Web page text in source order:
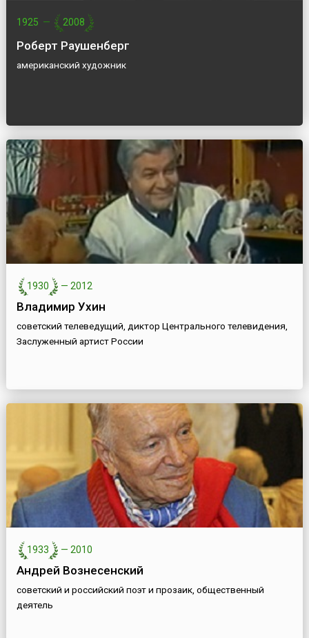
1925 — 2008
Роберт Раушенберг
американский художник
1930 — 2012
Владимир Ухин
советский телеведущий, диктор Центрального телевидения,
Заслуженный артист России
1933 — 2010
Андрей Вознесенский
советский и российский поэт и прозаик, общественный
деятель